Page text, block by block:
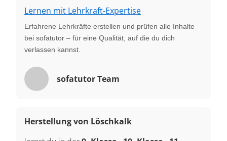
Lernen mit Lehrkraft-Expertise
Erfahrene Lehrkräfte erstellen und prüfen alle Inhalte
bei sofatutor – für eine Qualität, auf die du dich
verlassen kannst.
sofatutor Team
Herstellung von Löschkalk